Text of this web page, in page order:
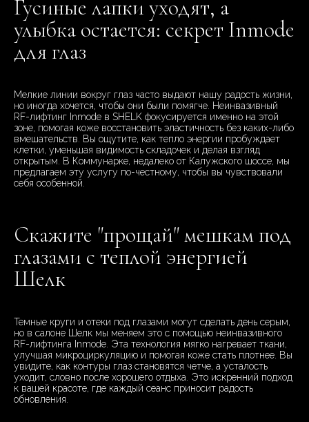
Гусиные лапки уходят, а
улыбка остается: секрет Inmode
для глаз
Мелкие линии вокруг глаз часто выдают нашу радость жизни,
но иногда хочется, чтобы они были помягче. Неинвазивный
RF-лифтинг Inmode в SHELK фокусируется именно на этой
зоне, помогая коже восстановить эластичность без каких-либо
вмешательств. Вы ощутите, как тепло энергии пробуждает
клетки, уменьшая видимость складочек и делая взгляд
открытым. В Коммунарке, недалеко от Калужского шоссе, мы
предлагаем эту услугу по-честному, чтобы вы чувствовали
себя особенной.
Скажите "прощай" мешкам под
глазами с теплой энергией
Шелк
Темные круги и отеки под глазами могут сделать день серым,
но в салоне Шелк мы меняем это с помощью неинвазивного
RF-лифтинга Inmode. Эта технология мягко нагревает ткани,
улучшая микроциркуляцию и помогая коже стать плотнее. Вы
увидите, как контуры глаз становятся четче, а усталость
уходит, словно после хорошего отдыха. Это искренний подход
к вашей красоте, где каждый сеанс приносит радость
обновления.